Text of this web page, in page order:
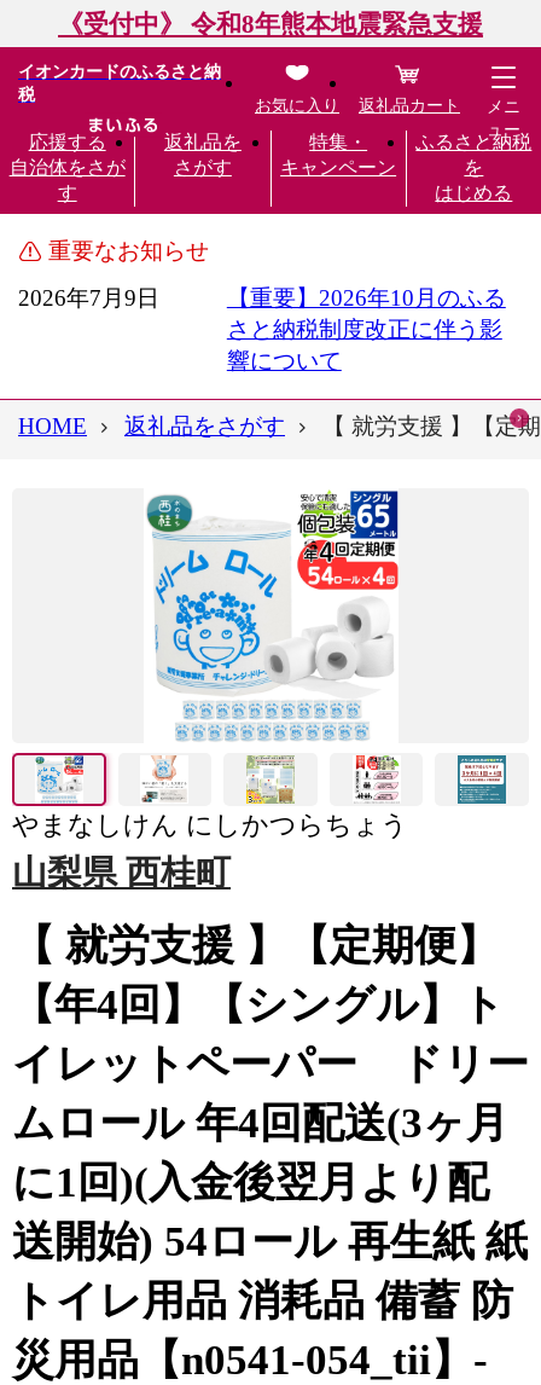
《受付中》 令和8年熊本地震緊急支援
イオンカードのふるさと納
税
応援する
自治体をさが
す
返礼品を
さがす
特集・
キャンペーン
ふるさと納税
を
はじめる
お気に入り 返礼品カート
メニ
ュー
重要なお知らせ
2026年7月9日
【重要】2026年10月のふる
さと納税制度改正に伴う影
響について
HOME 返礼品をさがす 【 就労支援 】【定
やまなしけん にしかつらちょう
山梨県 西桂町
【 就労支援 】【定期便】
【年4回】【シングル】ト
イレットペーパー ドリー
ムロール 年4回配送(3ヶ月
に1回)(入金後翌月より配
送開始) 54ロール 再生紙 紙
トイレ用品 消耗品 備蓄 防
災用品【n0541-054_tii】-